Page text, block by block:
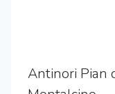
Antinori Pian